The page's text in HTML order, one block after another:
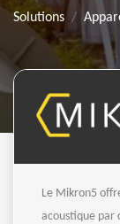
Solutions
Le Mikron5
acoustique par